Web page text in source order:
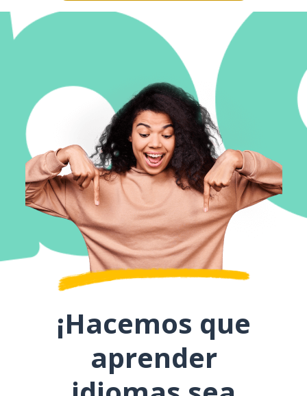
¡Hacemos que
aprender